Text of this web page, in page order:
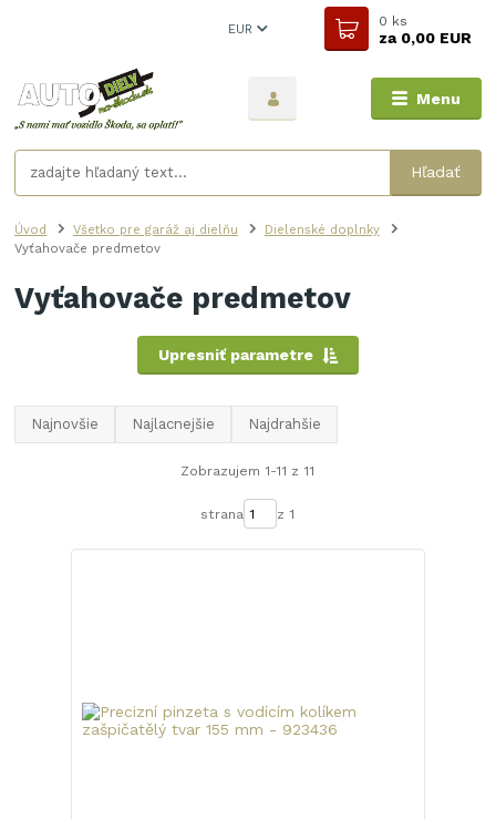
Menu
EUR
Hľadať
0 ks
za0,00 EUR
Úvod Všetko pre garáž aj dielňu
Dielenské doplnky
Vyťahovače predmetov
Vyťahovače predmetov
Upresniť parametre
Najnovšie Najlacnejšie Najdrahšie
Zobrazujem 1-11 z 11
strana z 1